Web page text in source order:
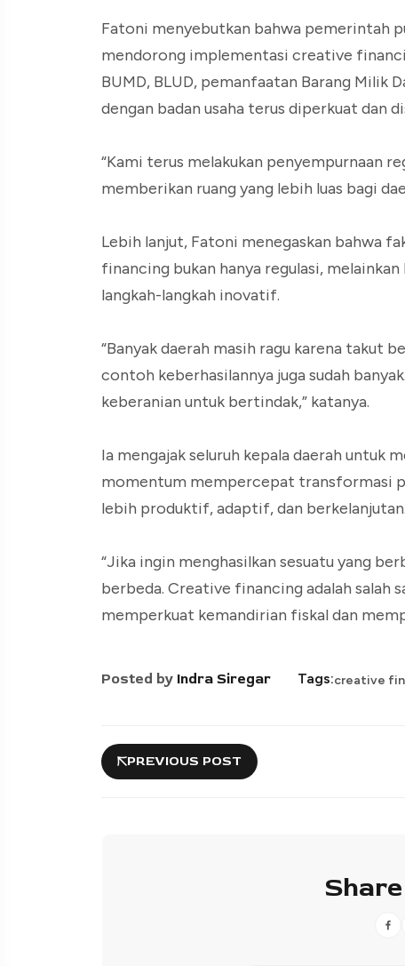
Fatoni menyebutkan bahwa pemerintah
mendorong implementasi creative
BUMD, BLUD, pemanfaatan Barang Milik
dengan badan usaha terus diperkuat dan
“Kami terus melakukan penyempurnaan
memberikan ruang yang lebih luas bagi
Lebih lanjut, Fatoni menegaskan bahwa
financing bukan hanya regulasi,
langkah-langkah inovatif.
“Banyak daerah masih ragu karena takut
contoh keberhasilannya juga sudah
keberanian untuk bertindak,” katanya.
Ia mengajak seluruh kepala daerah untuk
momentum mempercepat transformasi
lebih produktif, adaptif, dan berkelanjutan.
“Jika ingin menghasilkan sesuatu yang
berbeda. Creative financing adalah salah
memperkuat kemandirian fiskal dan
Posted by Indra Siregar Tags:creative
PREVIOUS POST